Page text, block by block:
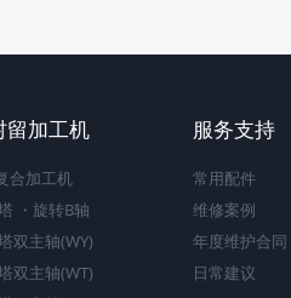
留加工机
合加工机
・旋转B轴
双主轴(WY)
双主轴(WT)
服务支持
常用配件
维修案例
年度维护合同
日常建议